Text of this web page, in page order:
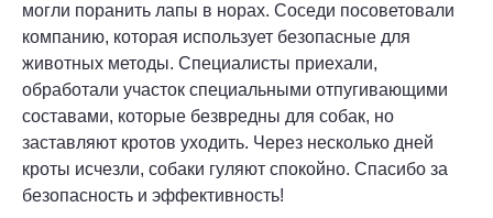
могли поранить лапы в норах. Соседи посоветовали
компанию, которая использует безопасные для
животных методы. Специалисты приехали,
обработали участок специальными отпугивающими
составами, которые безвредны для собак, но
заставляют кротов уходить. Через несколько дней
кроты исчезли, собаки гуляют спокойно. Спасибо за
безопасность и эффективность!